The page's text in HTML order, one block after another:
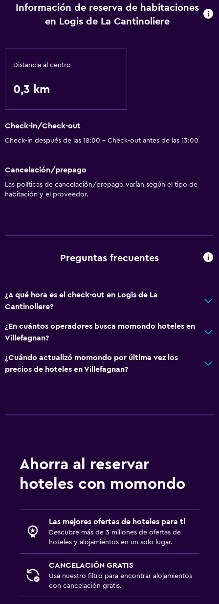
Información de reserva de habitaciones
en Logis de La Cantinoliere
Distancia al centro
0,3 km
Check-in/Check-out
Check-in después de las 18:00 - Check-out antes de las 13:00
Cancelación/prepago
Las políticas de cancelación/prepago varían según el tipo de
habitación y el proveedor.
Preguntas frecuentes
¿A qué hora es el check-out en Logis de La
Cantinoliere?
¿En cuántos operadores busca momondo hoteles en
Villefagnan?
¿Cuándo actualizó momondo por última vez los
precios de hoteles en Villefagnan?
Ahorra al reservar
hoteles con momondo
Las mejores ofertas de hoteles para ti
Descubre más de 3 millones de ofertas de
hoteles y alojamientos en un solo lugar.
CANCELACIÓN GRATIS
Usa nuestro filtro para encontrar alojamientos
con cancelación gratis.